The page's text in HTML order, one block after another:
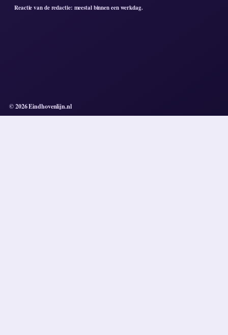
Reactie van de redactie: meestal binnen een werkdag.
© 2026 Eindhovenlijn.nl